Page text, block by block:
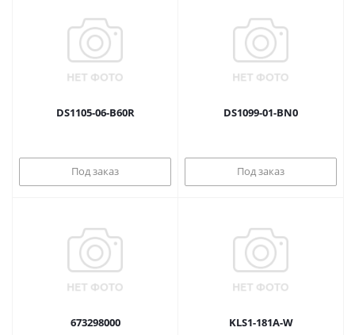
DS1105-06-B60R
Под заказ
DS1099-01-BN0
Под заказ
673298000 KLS1-181A-W